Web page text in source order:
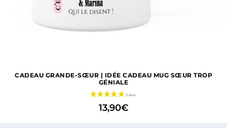
CADEAU GRANDE-SŒUR | IDÉE CADEAU MUG SŒUR TROP
GÉNIALE
13,90€